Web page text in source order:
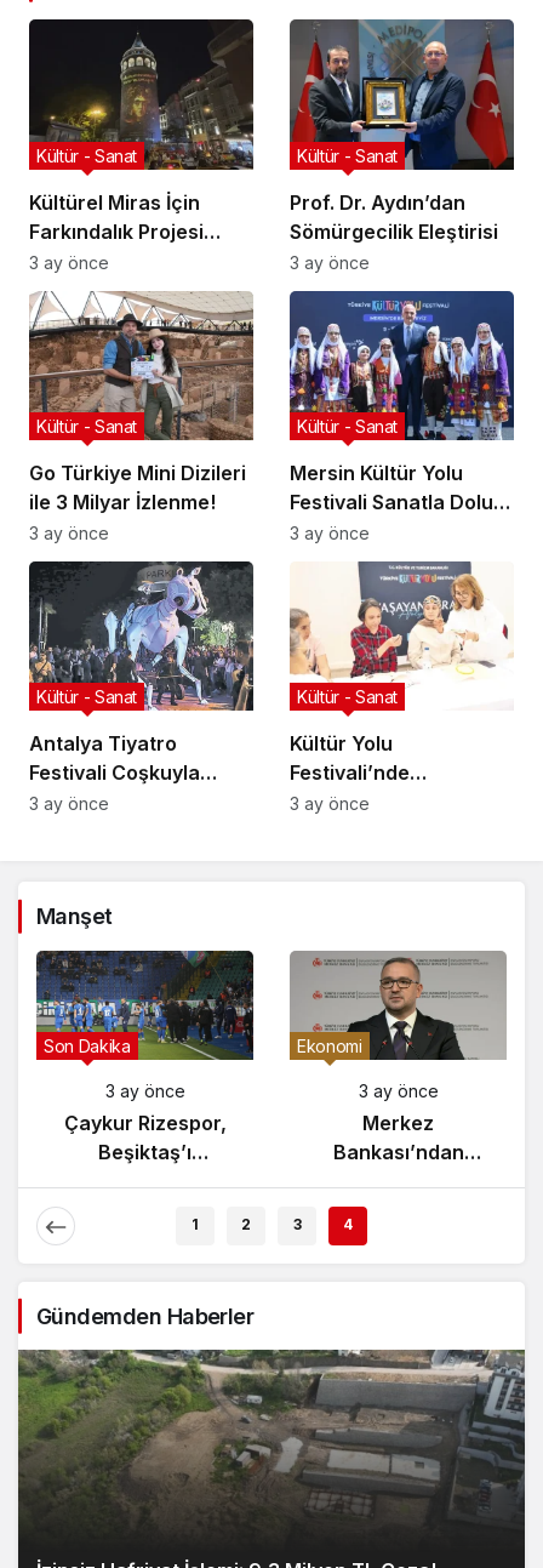
Kültürel Miras İçin
Farkındalık Projesi
Başlıyor
Kültür - Sanat
3 ay önce
Prof. Dr. Aydın’dan
Sömürgecilik Eleştirisi
Kültür - Sanat
3 ay önce
Go Türkiye Mini Dizileri
ile 3 Milyar İzlenme!
Kültür - Sanat
3 ay önce
Mersin Kültür Yolu
Festivali Sanatla Dolu
Geçiyor!
Kültür - Sanat
3 ay önce
Antalya Tiyatro
Festivali Coşkuyla
Başladı!
Kültür - Sanat
3 ay önce
Kültür Yolu
Festivali’nde
Geleneksel Sanatlar
Kültür - Sanat
3 ay önce
Manşet
Son Dakika
3 ay önce
Çaykur Rizespor,
Beşiktaş’ı
Ekonomi
3 ay önce
Merkez
Bankası’ndan
Açıklaması
1 2 3 4
Gündemden Haberler